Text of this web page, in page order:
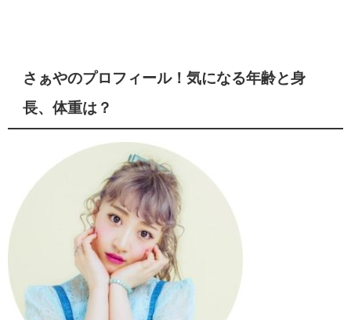
さぁやのプロフィール！気になる年齢と身
長、体重は？